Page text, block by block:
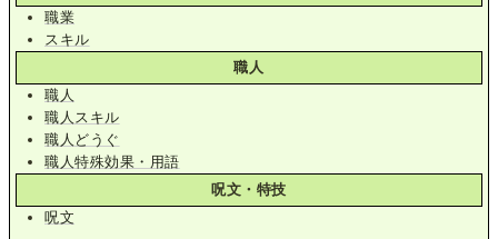
職業
スキル
職人
職人
職人スキル
職人どうぐ
職人特殊効果・用語
呪文・特技
呪文